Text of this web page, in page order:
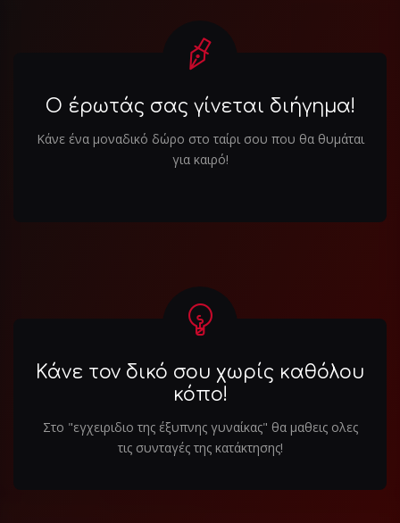
Ο έρωτάς σας γίνεται διήγημα!
Κάνε ένα μοναδικό δώρο στο ταίρι σου που θα θυμάται
για καιρό!
Κάνε τον δικό σου χωρίς καθόλου
κόπο!
Στο "εγχειριδιο της έξυπνης γυναίκας" θα μαθεις ολες
τις συνταγές της κατάκτησης!